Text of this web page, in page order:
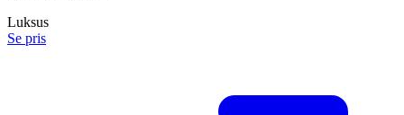
Luksus
Se pris